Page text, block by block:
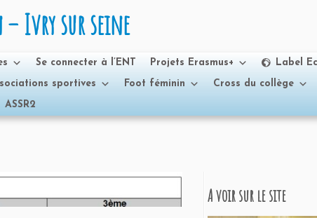
Ivry sur seine
Se connecter à l’ENT Projets Erasmus+
Label
sportives Foot féminin Cross du collège
ASSR2
A voir sur le site